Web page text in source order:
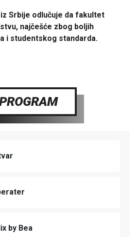
Srbije odlučuje da fakultet
najčešće zbog boljih
i studentskog standarda.
by Bea